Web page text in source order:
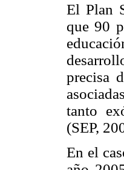
El Plan
que 90
precisa
tanto
(SEP,
En el